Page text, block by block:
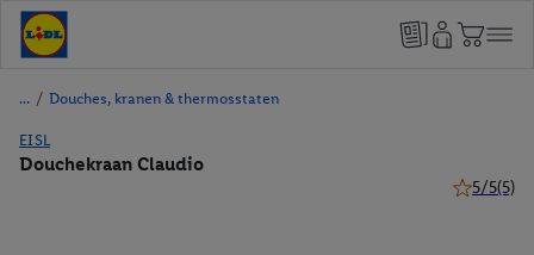
/ Douches, kranen & thermosstaten
EISL
Douchekraan Claudio
5/5(5)